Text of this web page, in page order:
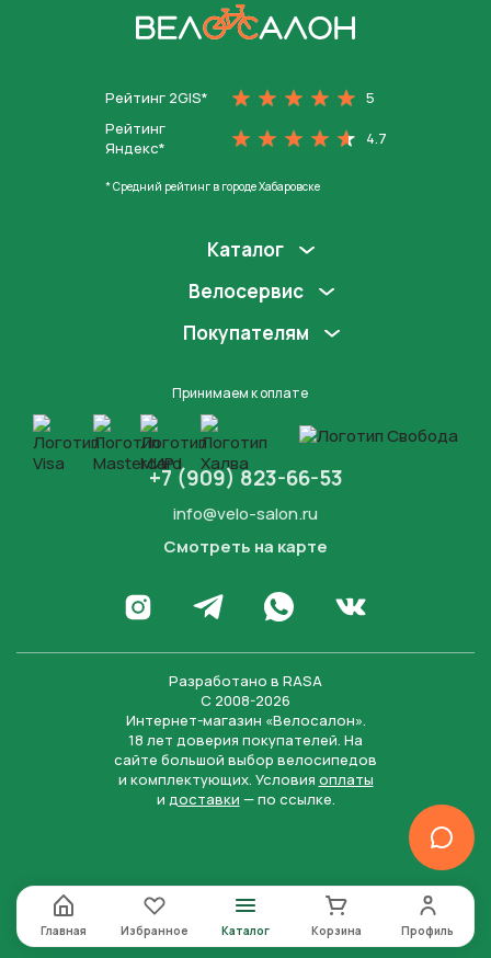
Рейтинг 2GIS*
5
Рейтинг
Яндекс*
4.7
* Средний рейтинг в городе Хабаровске
Каталог
Велосервис
Покупателям
Принимаем к оплате
+7 (909) 823-66-53
info@velo-salon.ru
Смотреть на карте
Перейти в Инстаграм
Написать в Телеграм
Написать в WhatsApp
Перейти во
Разработано в RASA
С 2008-2026
Интернет-магазин «Велосалон».
18 лет доверия покупателей. На
сайте большой выбор велосипедов
и комплектующих. Условия оплаты
и доставки — по ссылке.
Главная Избранное Каталог Корзина Профиль
Нажимая на кнопку “Отправить заявку”, вы даете
согласие на обработку персональных данных и
соглашаетесь с политикой конфиденциальности